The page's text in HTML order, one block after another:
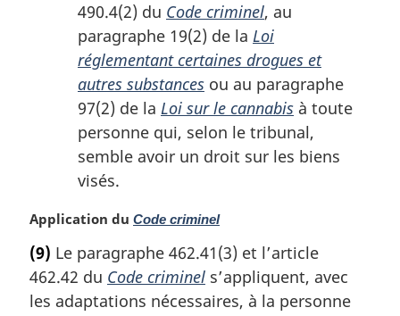
490.4(2) du Code criminel, au
paragraphe 19(2) de la Loi
réglementant certaines drogues et
autres substances ou au paragraphe
97(2) de la Loi sur le cannabis à toute
personne qui, selon le tribunal,
semble avoir un droit sur les biens
visés.
N
t
e
m
Application du Code criminel
(9) Le paragraphe 462.41(3) et l’article
462.42 du Code criminel s’appliquent, avec
les adaptations nécessaires, à la personne